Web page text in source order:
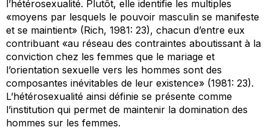
l’hétérosexualité. Plutôt, elle identifie les multiples
«moyens par lesquels le pouvoir masculin se manifeste
et se maintient» (Rich, 1981: 23), chacun d’entre eux
contribuant «au réseau des contraintes aboutissant à la
conviction chez les femmes que le mariage et
l’orientation sexuelle vers les hommes sont des
composantes inévitables de leur existence» (1981: 23).
L’hétérosexualité ainsi définie se présente comme
l’institution qui permet de maintenir la domination des
hommes sur les femmes.